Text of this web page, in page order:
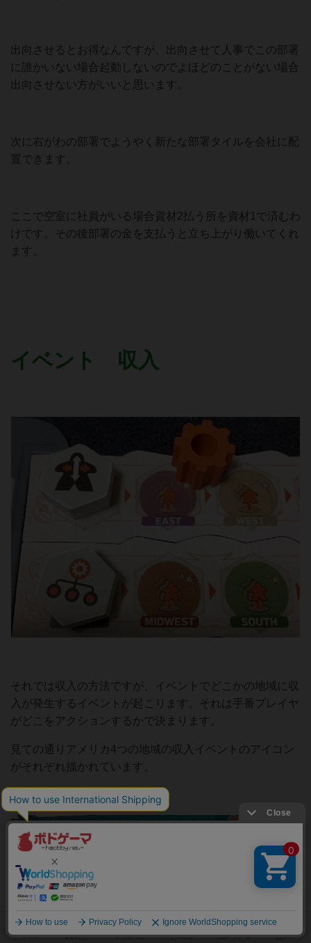
出向させるとお得なんですが、出向させて人事でこの部署
に誰かいない場合起動しないのでよほどのことがない場合
出向させない方がいいと思います。
次に右がわの部署でようやく新たな部署タイルを会社に配
置できます。
ここで空室に社員がいる場合資材2払う所を資材1で済むわ
けです。その後部署の金を支払うと立ち上がり働いてくれ
ます。
イベント 収入
それでは収入の方法ですが、イベントでどこかの地域に収
入が発生するイベントが起こります。それは手番プレイヤ
がどこをアクションするかで決まります。
見ての通りアメリカ4つの地域の収入イベントのアイコン
がそれぞれ描かれています。